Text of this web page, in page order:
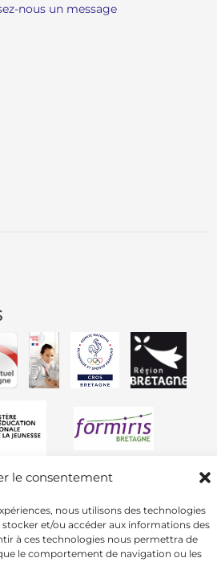
le consentement
nous utilisons des technologies
et/ou accéder aux informations des
à ces technologies nous permettra de
le comportement de navigation ou les
nous un message